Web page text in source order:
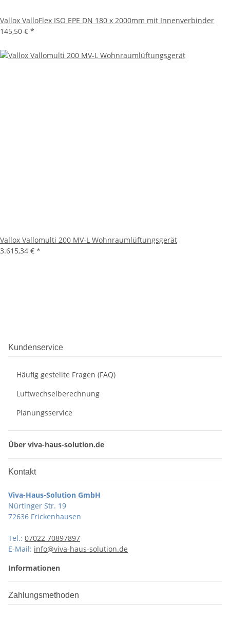
Vallox ValloFlex ISO EPE DN 180 x 2000mm mit Innenverbinder
145,50 € *
Vallox Vallomulti 200 MV-L Wohnraumlüftungsgerät
3.615,34 € *
Kundenservice
Häufig gestellte Fragen (FAQ)
Luftwechselberechnung
Planungsservice
Über viva-haus-solution.de
Kontakt
Viva-Haus-Solution GmbH
Nürtinger Str. 19
72636 Frickenhausen
Tel.: 07022 70897897
E-Mail: info@viva-haus-solution.de
Informationen
Zahlungsmethoden